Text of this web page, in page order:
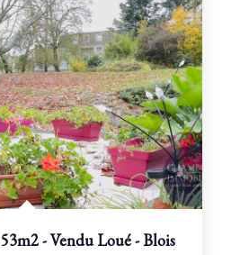
- Vendu Loué - Blois